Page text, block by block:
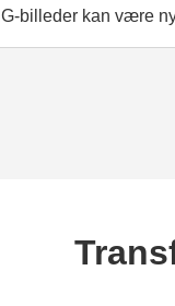
billeder kan være